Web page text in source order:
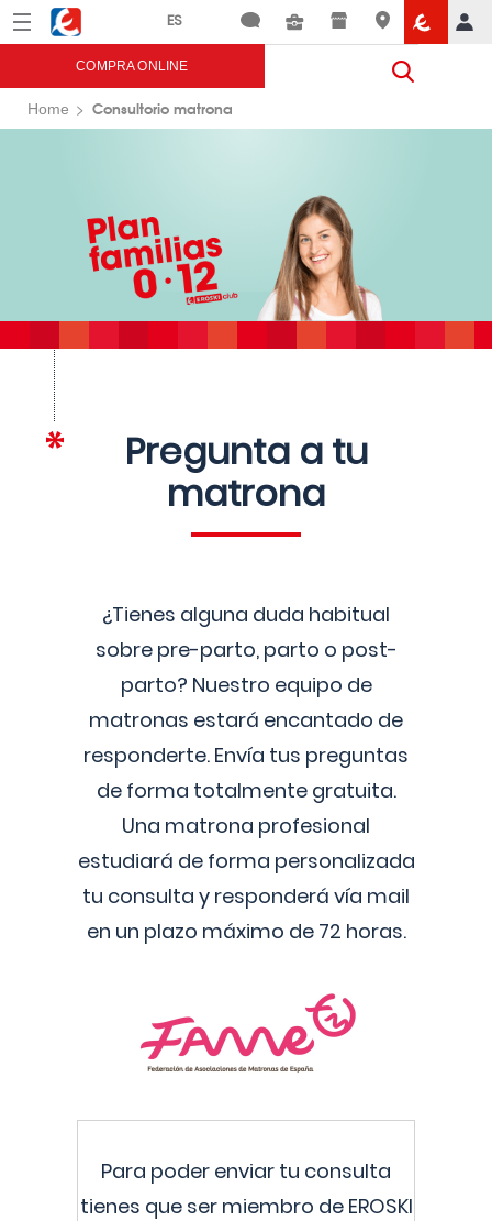
Menú Eroski
COMPRA ONLINE
Home Consultorio matrona
Pregunta a tu
matrona
¿Tienes alguna duda habitual
sobre pre-parto, parto o post-
parto? Nuestro equipo de
matronas estará encantado de
responderte. Envía tus preguntas
de forma totalmente gratuita.
Una matrona profesional
estudiará de forma personalizada
tu consulta y responderá vía mail
en un plazo máximo de 72 horas.
Para poder enviar tu consulta
tienes que ser miembro de EROSKI